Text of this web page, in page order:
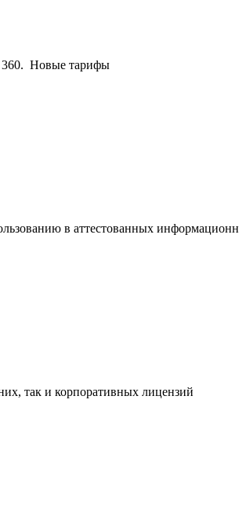
360. Новые тарифы
в аттестованных информационн
так и корпоративных лицензий